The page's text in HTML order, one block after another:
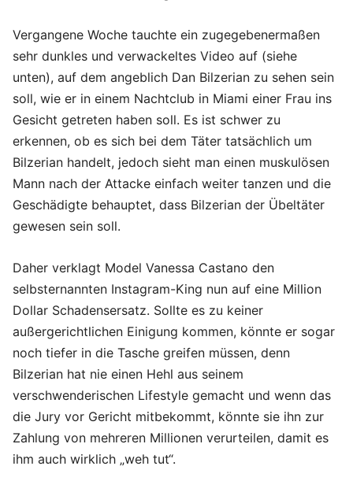
Vergangene Woche tauchte ein zugegebenermaßen
sehr dunkles und verwackeltes Video auf (siehe
unten), auf dem angeblich Dan Bilzerian zu sehen sein
soll, wie er in einem Nachtclub in Miami einer Frau ins
Gesicht getreten haben soll. Es ist schwer zu
erkennen, ob es sich bei dem Täter tatsächlich um
Bilzerian handelt, jedoch sieht man einen muskulösen
Mann nach der Attacke einfach weiter tanzen und die
Geschädigte behauptet, dass Bilzerian der Übeltäter
gewesen sein soll.
Daher verklagt Model Vanessa Castano den
selbsternannten Instagram-King nun auf eine Million
Dollar Schadensersatz. Sollte es zu keiner
außergerichtlichen Einigung kommen, könnte er sogar
noch tiefer in die Tasche greifen müssen, denn
Bilzerian hat nie einen Hehl aus seinem
verschwenderischen Lifestyle gemacht und wenn das
die Jury vor Gericht mitbekommt, könnte sie ihn zur
Zahlung von mehreren Millionen verurteilen, damit es
ihm auch wirklich „weh tut“.